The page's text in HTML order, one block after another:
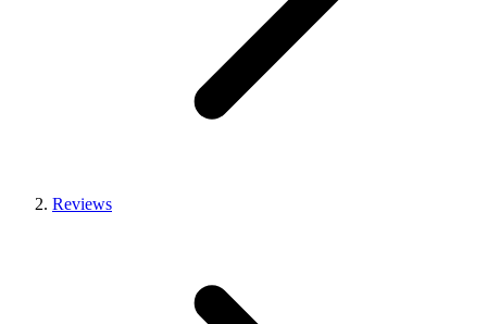
Reviews